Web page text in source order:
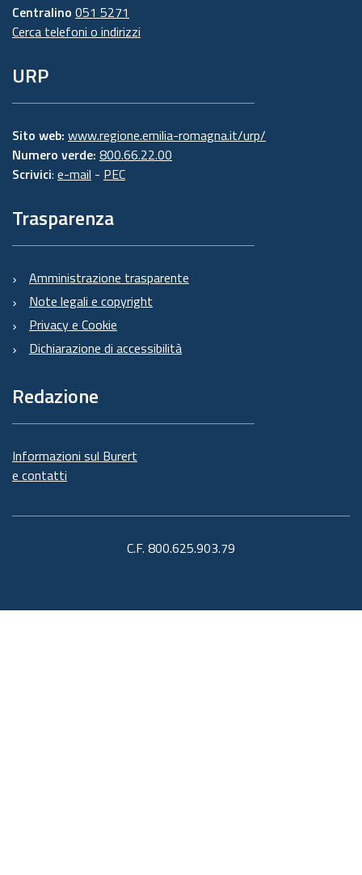
Centralino 051 5271
Cerca telefoni o indirizzi
URP
Sito web: www.regione.emilia-romagna.it/urp/
Numero verde: 800.66.22.00
Scrivici: e-mail - PEC
Trasparenza
Amministrazione trasparente
Note legali e copyright
Privacy e Cookie
Dichiarazione di accessibilità
Redazione
Informazioni sul Burert
e contatti
C.F. 800.625.903.79